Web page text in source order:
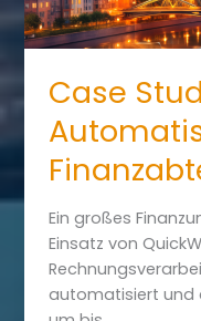
Case
Ein großes
Einsatz von
automatisiert und